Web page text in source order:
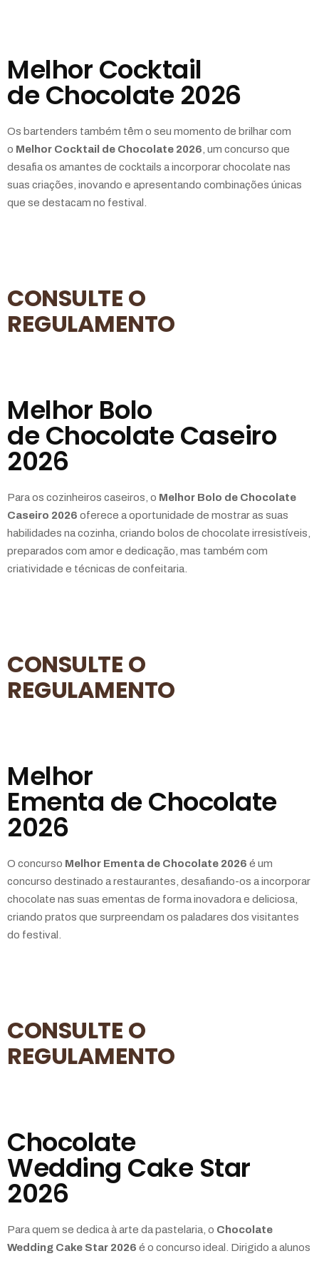
Melhor Cocktail
de Chocolate 2026
Os bartenders também têm o seu momento de brilhar com
o Melhor Cocktail de Chocolate 2026 , um concurso que
desafia os amantes de cocktails a incorporar chocolate nas
suas criações, inovando e apresentando combinações únicas
que se destacam no festival.
CONSULTE O
REGULAMENTO
Melhor Bolo
de Chocolate Caseiro
2026
Para os cozinheiros caseiros, o Melhor Bolo de Chocolate
Caseiro 2026 oferece a oportunidade de mostrar as suas
habilidades na cozinha, criando bolos de chocolate irresistíveis,
preparados com amor e dedicação, mas também com
criatividade e técnicas de confeitaria.
CONSULTE O
REGULAMENTO
Melhor
Ementa de Chocolate
2026
O concurso Melhor Ementa de Chocolate 2026 é um
concurso destinado a restaurantes, desafiando-os a incorporar
chocolate nas suas ementas de forma inovadora e deliciosa,
criando pratos que surpreendam os paladares dos visitantes
do festival.
CONSULTE O
REGULAMENTO
Chocolate
Wedding Cake Star
2026
Para quem se dedica à arte da pastelaria, o Chocolate
Wedding Cake Star 2026 é o concurso ideal. Dirigido a alunos